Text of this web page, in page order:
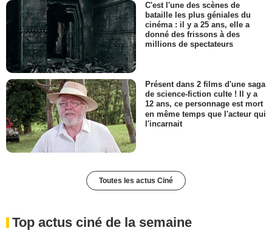
C'est l'une des scènes de
bataille les plus géniales du
cinéma : il y a 25 ans, elle a
donné des frissons à des
millions de spectateurs
Présent dans 2 films d'une saga
de science-fiction culte ! Il y a
12 ans, ce personnage est mort
en même temps que l'acteur qui
l'incarnait
Toutes les actus Ciné
Top actus ciné de la semaine